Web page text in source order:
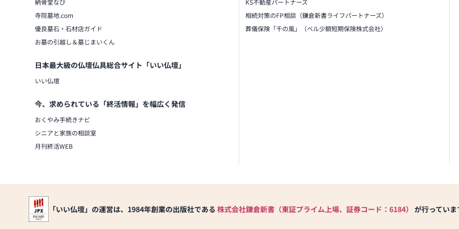
納骨堂なび
寺院墓地.com
優良墓石・石材店ガイド
お墓の引越し＆墓じまいくん
日本最大級の仏壇仏具総合サイト「いい仏壇」
いい仏壇
今、求められている「終活情報」を幅広く発信
おくやみ手続きナビ
シニアと家族の相談室
月刊終活WEB
KS不動産パートナーズ
相続対策のFP相談（鎌倉新書ライフパートナーズ）
葬儀保険「千の風」（ベル少額短期保険株式会社）
「いい仏壇」の運営は、1984年創業の出版社である 株式会社鎌倉新書（東証プライム上場、証券コード：6184） が行っていま